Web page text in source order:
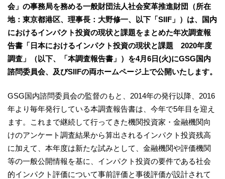
会」の事務局を務める一般財団法人社会変革推進財団（所在
地：東京都港区、理事長：大野修一、以下「SIIF」）は、国内
におけるインパクト投資の現状と課題をまとめた年次調査報
告書「日本におけるインパクト投資の現状と課題 2020年度
調査」（以下、「本調査報告書」）を4月6日(火)にGSG国内
諮問委員会、及びSIIFの両ホームページ上で公開いたします。
GSG国内諮問委員会の監督のもと、2014年の発行以降、2016
年より毎年発行している本調査報告書は、今年で5年目を迎え
ます。これまで継続して行ってきた機関投資家・金融機関向
けのアンケート調査結果から算出されるインパクト投資残高
に加えて、本年度は新たな試みとして、金融機関や評価機関
等の一般公開情報を基に、インパクト投資の要件である社会
的インパクト評価について事前評価と事後評価が設計されて